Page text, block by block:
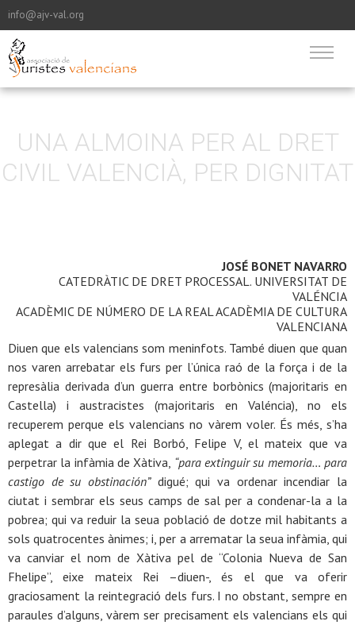
info@ajv-val.org
UNA ALMOINA PER AL DRET
CIVIL VALENCIÀ, PER DIGNITAT
JOSÉ BONET NAVARRO
CATEDRÀTIC DE DRET PROCESSAL. UNIVERSITAT DE
VALÉNCIA
ACADÈMIC DE NÚMERO DE LA REAL ACADÈMIA DE CULTURA
VALENCIANA
Diuen que els valencians som meninfots. També diuen que quan
nos varen arrebatar els furs per l’única raó de la força i de la
represàlia derivada d’un guerra entre borbònics (majoritaris en
Castella) i austracistes (majoritaris en Valéncia), no els
recuperem perque els valencians no vàrem voler. És més, s’ha
aplegat a dir que el Rei Borbó, Felipe V, el mateix que va
perpetrar la infàmia de Xàtiva, “para extinguir su memoria… para
castigo de su obstinación”digué; qui va ordenar incendiar la
ciutat i sembrar els seus camps de sal per a condenar-la a la
pobrea; qui va reduir la seua població de dotze mil habitants a
sols quatrocentes ànimes; i, per a arrematar la seua infàmia, qui
va canviar el nom de Xàtiva pel de “Colonia Nueva de San
Fhelipe”, eixe mateix Rei –diuen-, és el que va oferir
graciosament la reintegració dels furs. I no obstant, sempre en
paraules d’alguns, vàrem ser precisament els valencians els qui